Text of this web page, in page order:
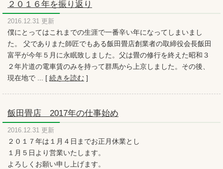
２０１６年を振り返り
2016.12.31 更新
僕にとってはこれまでの生涯で一番辛い年になってしまいまし
た。 父でありまた師匠でもある飯田畳店創業者の取締役会長飯田
富平が今年５月に永眠致しました。父は畳の修行を終えた昭和３
２年片道の電車賃のみを持って群馬から上京しました。その後、
現在地で ... [ 続きを読む ]
飯田畳店 2017年の仕事始め
2016.12.31 更新
２０１７年は１月４日までお正月休業とし
１月５日より営業いたします。
よろしくお願い申し上げます。